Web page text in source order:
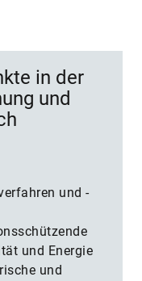
in der
und
und -
und Energie
und